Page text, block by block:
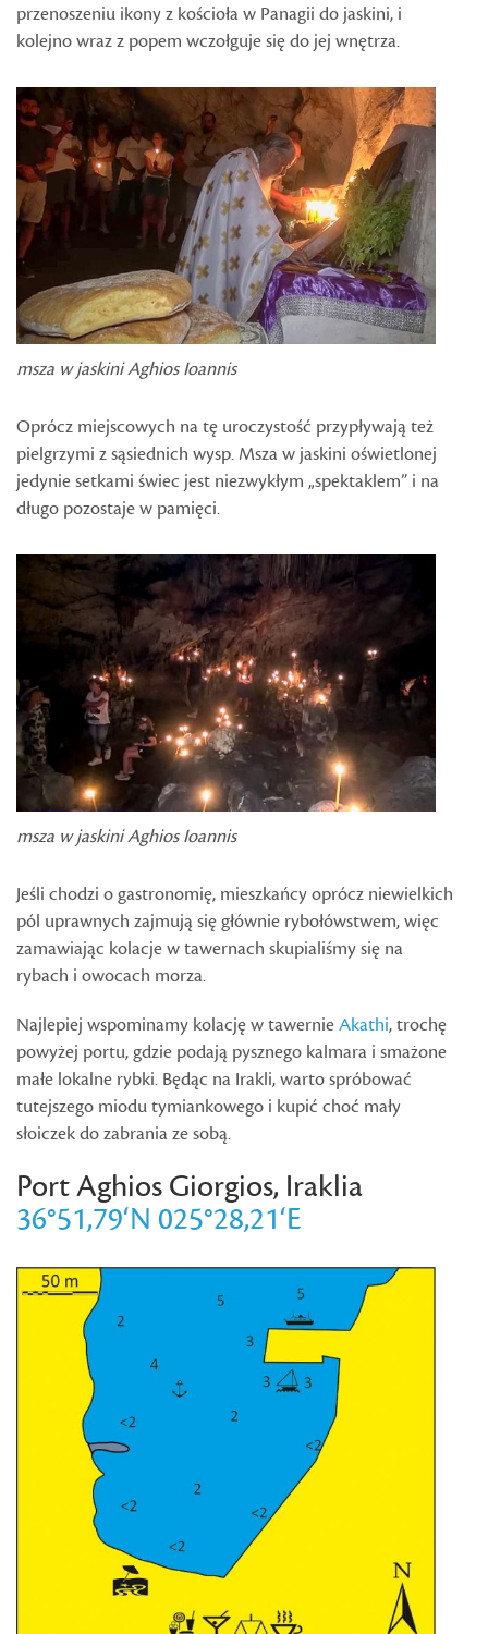
przenoszeniu ikony z kościoła w Panagii do jaskini, i
kolejno wraz z popem wczołguje się do jej wnętrza.
msza w jaskini Aghios Ioannis
Oprócz miejscowych na tę uroczystość przypływają też
pielgrzymi z sąsiednich wysp. Msza w jaskini oświetlonej
jedynie setkami świec jest niezwykłym „spektaklem” i na
długo pozostaje w pamięci.
msza w jaskini Aghios Ioannis
Jeśli chodzi o gastronomię, mieszkańcy oprócz niewielkich
pól uprawnych zajmują się głównie rybołówstwem, więc
zamawiając kolacje w tawernach skupialiśmy się na
rybach i owocach morza.
Najlepiej wspominamy kolację w tawernieAkathi, trochę
powyżej portu, gdzie podają pysznego kalmara i smażone
małe lokalne rybki. Będąc na Irakli, warto spróbować
tutejszego miodu tymiankowego i kupić choć mały
słoiczek do zabrania ze sobą.
Port Aghios Giorgios, Iraklia
36°51,79‘N 025°28,21‘E